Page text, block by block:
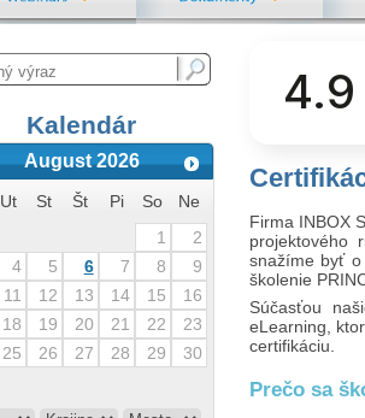
Kalendár
August 2026
Ut St Št Pi So
Ne
1
2
4 5 6 7 8
9
11 12 13 14 15
16
18 19 20 21 22
23
25 26 27 28 29
30
4.9
Firma INBOX
projektového
snažíme byť
školenie
Súčasťou
eLearning,
certifikáciu.
Prečo sa